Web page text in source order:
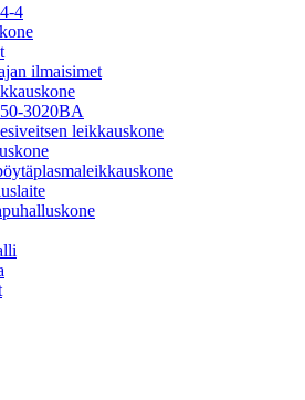
4
ilmaisimet
3020BA
leikkauskone